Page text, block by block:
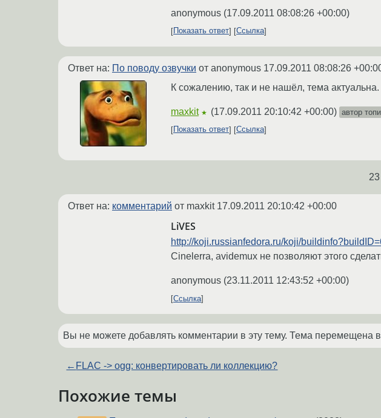
anonymous (17.09.2011 08:08:26 +00:00)
Показать ответ Ссылка
Ответ на: По поводу озвучки от anonymous 17.09.2011 08:08:26
К сожалению, так и не нашёл, тема актуальна.
maxkit ★ (17.09.2011 20:10:42 +00:00) автор
Показать ответ
Ссылка
Ответ на: комментарий от maxkit 17.09.2011 20:10:42 +00:00
LiVES
http://koji.russianfedora.ru/koji/
Cinelerra, avidemux не позволяют этого
anonymous (23.11.2011 12:43:52 +00:00)
Ссылка
Вы не можете добавлять комментарии в эту тему. Тема перемещена
← FLAC -> ogg: конвертировать ли коллекцию?
Похожие темы